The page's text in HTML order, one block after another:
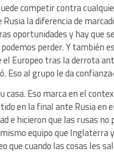
competir contra
la diferencia de
oportunidades y hay que
perder. Y también
Europeo tras la derrota
Eso al grupo le da
casa. Eso marca en el
en la final ante Rusia en
e hicieron que las rusas no
equipo que Inglaterra
que cuando las cosas les